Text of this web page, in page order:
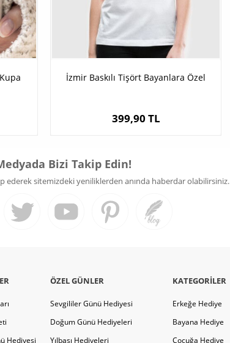
İzmir Baskılı Tişört Bayanlara Özel
399,90 TL
Bizi Takip Edin!
ederek sitemizdeki yeniliklerden anında haberdar olabilirsiniz.
Hediyesi
ÖZEL GÜNLER
Sevgililer Günü Hediyesi
Doğum Günü Hediyeleri
Yılbaşı Hediyeleri
KATEGORILER
Erkeğe Hediye
Bayana Hediye
Çocuğa Hediye